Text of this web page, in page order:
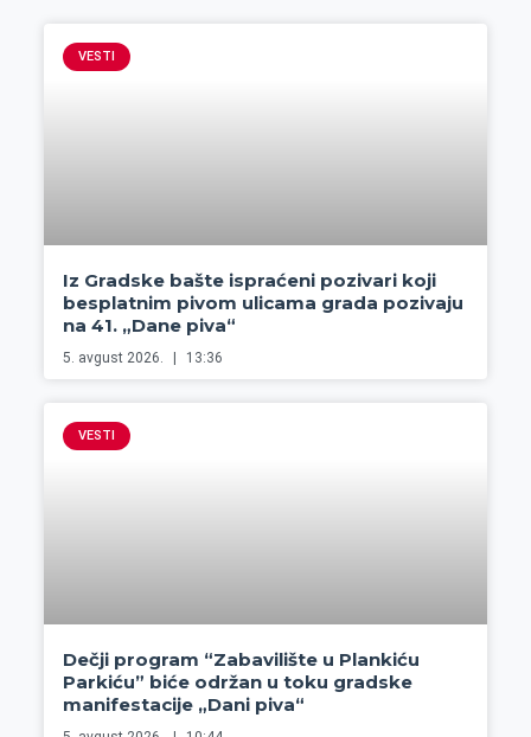
VESTI
Iz Gradske bašte ispraćeni pozivari koji
besplatnim pivom ulicama grada pozivaju
na 41. „Dane piva“
5. avgust 2026. 13:36
VESTI
Dečji program “Zabavilište u Plankiću
Parkiću” biće održan u toku gradske
manifestacije „Dani piva“